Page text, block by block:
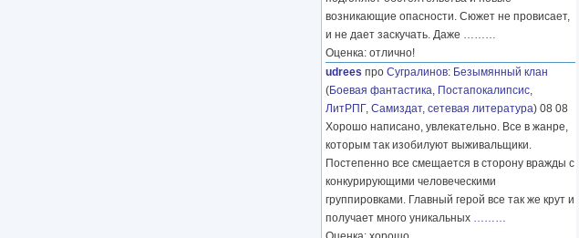
возникающие опасности. Сюжет не провисает,
и не дает заскучать. Даже ………
Оценка: отлично!
udrees про Сугралинов: Безымянный клан
(Боевая фантастика, Постапокалипсис,
ЛитРПГ, Самиздат, сетевая литература) 08 08
Хорошо написано, увлекательно. Все в жанре,
которым так изобилуют выживальщики.
Постепенно все смещается в сторону вражды с
конкурирующими человеческими
группировками. Главный герой все так же крут и
получает много уникальных ………